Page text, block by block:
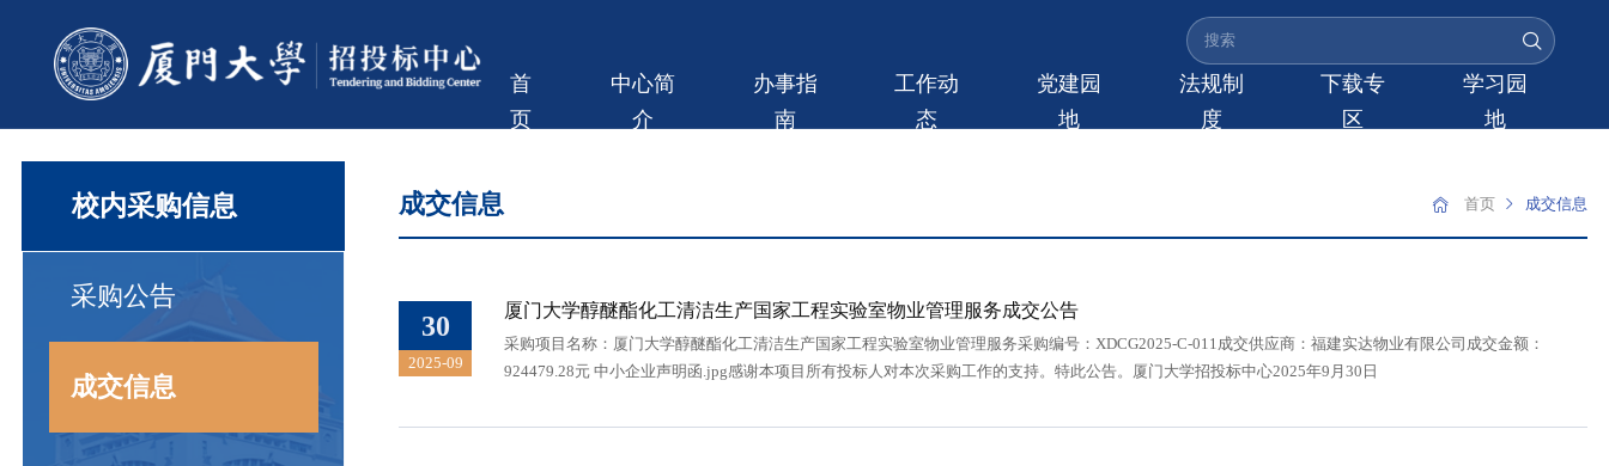
首
页
中心简
介
办事指
南
工作动
态
党建园
地
法规制
度
下载专
区
学习园
地
校内采购信息
采购公告
成交信息
成交信息 首页 成交信息
30
2025-09
厦门大学醇醚酯化工清洁生产国家工程实验室物业管理服务成交公告
采购项目名称：厦门大学醇醚酯化工清洁生产国家工程实验室物业管理服务采购编号：XDCG2025-C-011成交供应商：福建实达物业有限公司成交金额：
924479.28元 中小企业声明函.jpg感谢本项目所有投标人对本次采购工作的支持。特此公告。厦门大学招投标中心2025年9月30日